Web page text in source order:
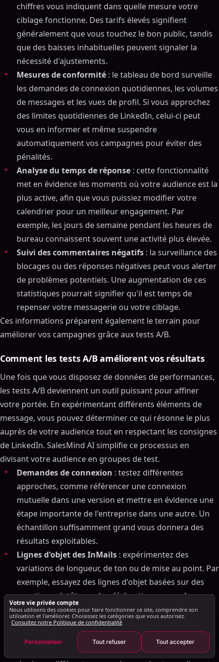
ON THIS PAGE
Comment automatiser la sensibilisation de LinkedIn
sans être banni (stratégie complète)
LinkedIn
Ce que LinkedIn dit à propos de l'automatisation
Règles que vous devez suivre
Que se passe-t-il lorsque vous enfreignez les règles
Comment choisir des outils de sensibilisation
sécurisés AI-Powered
Ce que SalesMind AI apporte à la table
Fonctionnalités de sécurité intégrées de SalesMind
L'importance de la transparence dans
l'automatisation
Comment rédiger et personnaliser des messages
LinkedIn
Utiliser AI pour personnaliser vos messages
Comment rédiger des messages qui obtiennent des
Comment varier vos messages pour éviter la
détection
Comment configurer des séquences de
sensibilisation automatisées
Cadre de sensibilisation étape par étape
Quand et quels types de messages envoyer
Comment ajuster votre approche en fonction des
réponses
Comment suivre les performances et améliorer les
résultats
Utilisation du tableau de bord d'analyse de
SalesMind AI
Comment les tests A/B améliorent vos résultats
Comment améliorer vos campagnes au fil du temps
Conclusion : La bonne façon d'automatiser la
sensibilisation de LinkedIn
FAQ
Quels sont les risques liés à l'utilisation d'une
automatisation LinkedIn non approuvée pourols, et
comment peuvent-ils affecter mon compte ?
Comment SalesMind AI permet-il d'automatiser les
messages de LinkedIn sans enfreindre les règles ?
Comment puis-je rendre mes messages LinkedIn
personnels et authentiques tout en utilisant
l'automatisation ?
chiffres vous indiquent dans quelle mesure votre
ciblage fonctionne. Des tarifs élevés signifient
généralement que vous touchez le bon public, tandis
que des baisses inhabituelles peuvent signaler la
nécessité d'ajustements.
Mesures de conformité : le tableau de bord surveille
les demandes de connexion quotidiennes, les volumes
de messages et les vues de profil. Si vous approchez
des limites quotidiennes de LinkedIn, celui-ci peut
vous en informer et même suspendre
automatiquement vos campagnes pour éviter des
pénalités.
Analyse du temps de réponse : cette fonctionnalité
met en évidence les moments où votre audience est la
plus active, afin que vous puissiez modifier votre
calendrier pour un meilleur engagement. Par
exemple, les jours de semaine pendant les heures de
bureau connaissent souvent une activité plus élevée.
Suivi des commentaires négatifs : la surveillance des
blocages ou des réponses négatives peut vous alerter
de problèmes potentiels. Une augmentation de ces
statistiques pourrait signifier qu'il est temps de
repenser votre messagerie ou votre ciblage.
Ces informations préparent également le terrain pour
améliorer vos campagnes grâce aux tests A/B.
Comment les tests A/B améliorent vos résultats
Une fois que vous disposez de données de performances,
les tests A/B deviennent un outil puissant pour affiner
votre portée. En expérimentant différents éléments de
message, vous pouvez déterminer ce qui résonne le plus
auprès de votre audience tout en respectant les consignes
de LinkedIn. SalesMind AI simplifie ce processus en
divisant votre audience en groupes de test.
Demandes de connexion : testez différentes
approches, comme référencer une connexion
mutuelle dans une version et mettre en évidence une
étape importante de l'entreprise dans une autre. Un
échantillon suffisamment grand vous donnera des
résultats exploitables.
Lignes d'objet des InMails : expérimentez des
variations de longueur, de ton ou de mise au point. Par
exemple, essayez des lignes d'objet basées sur des
questions plutôt que des déclarations, ou un langage
spécifique à un secteur plutôt qu'une formulation
générale. Même de petits ajustements peuvent avoir
un impact significatif sur les taux d'ouverture.
: envoyez le même message à des heures ou
Votre vie privée compte
Nous utilisons des cookies pour faire fonctionner ce site, comprendre son
utilisation et l'améliorer. Choisissez les catégories que vous autorisez.
Consultez notre Politique de confidentialité
Personnaliser Tout refuser Tout accepter